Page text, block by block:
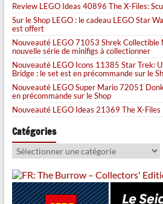
Review LEGO Ideas 40896 The X-Files:
Sur le Shop LEGO : le cadeau LEGO Star
est offert
Nouveauté LEGO 71053 Shrek Collectible
nouvelle série de minifigs à collectionner
Nouveauté LEGO Icons 11385 Star Trek:
Bridge : le set est en précommande sur le
Nouveauté LEGO Super Mario 72051
en précommande sur le Shop
Nouveauté LEGO Ideas 21369 The X-Files
Catégories
Catégories